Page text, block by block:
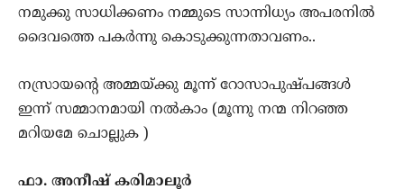
നമുക്കു സാധിക്കണം നമ്മുടെ സാന്നിധ്യം അപരനിൽ
ദൈവത്തെ പകർന്നു കൊടുക്കുന്നതാവണം..
നസ്രായന്റെ അമ്മയ്ക്കു മൂന്ന് റോസാപുഷ്പങ്ങള്‍
ഇന്ന് സമ്മാനമായി നൽകാം (മൂന്നു നന്മ നിറഞ്ഞ
മറിയമേ ചൊല്ലുക )
ഫാ. അനീഷ്‌ കരിമാലൂർ